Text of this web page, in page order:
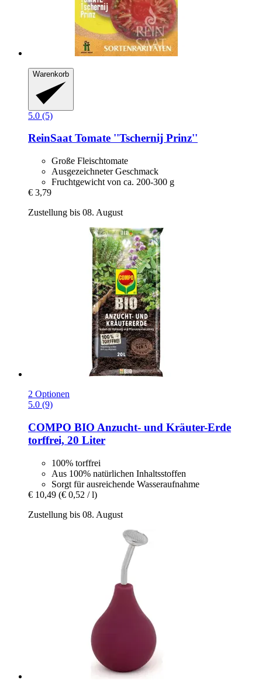
Warenkorb
5.0 (5)
ReinSaatTomate ''Tschernij Prinz''
Große Fleischtomate
Ausgezeichneter Geschmack
Fruchtgewicht von ca. 200-300 g
€ 3,79
Zustellung bis 08. August
2 Optionen
5.0 (9)
COMPO BIO Anzucht-​ und Kräuter-​Erde
torffrei, 20 Liter
100% torffrei
Aus 100% natürlichen Inhaltsstoffen
Sorgt für ausreichende Wasseraufnahme
€ 10,49 (€ 0,52 / l)
Zustellung bis 08. August